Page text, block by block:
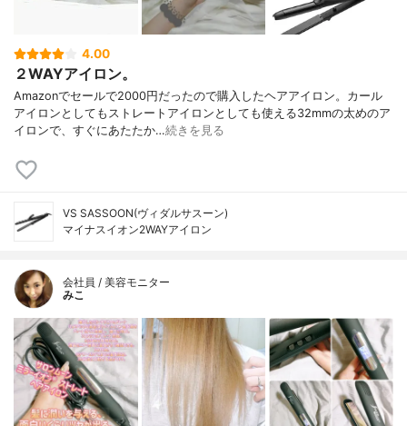
4.00
２WAYアイロン。
Amazonでセールで2000円だったので購入したヘアアイロン。カール
アイロンとしてもストレートアイロンとしても使える32mmの太めのア
イロンで、すぐにあたたか…続きを見る
VS SASSOON(ヴィダルサスーン)
マイナスイオン2WAYアイロン
会社員 / 美容モニター
みこ